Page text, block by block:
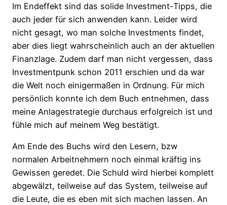
Im Endeffekt sind das solide Investment-Tipps, die
auch jeder für sich anwenden kann. Leider wird
nicht gesagt, wo man solche Investments findet,
aber dies liegt wahrscheinlich auch an der aktuellen
Finanzlage. Zudem darf man nicht vergessen, dass
Investmentpunk schon 2011 erschien und da war
die Welt noch einigermaßen in Ordnung. Für mich
persönlich konnte ich dem Buch entnehmen, dass
meine Anlagestrategie durchaus erfolgreich ist und
fühle mich auf meinem Weg bestätigt.
Am Ende des Buchs wird den Lesern, bzw
normalen Arbeitnehmern noch einmal kräftig ins
Gewissen geredet. Die Schuld wird hierbei komplett
abgewälzt, teilweise auf das System, teilweise auf
die Leute, die es eben mit sich machen lassen. An